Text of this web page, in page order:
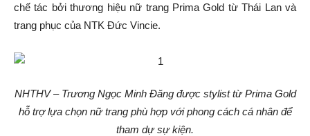
chế tác bởi thương hiệu nữ trang Prima Gold từ Thái Lan và
trang phục của NTK Đức Vincie.
NHTHV – Trương Ngọc Minh Đăng được stylist từ Prima Gold
hỗ trợ lựa chọn nữ trang phù hợp với phong cách cá nhân để
tham dự sự kiện.